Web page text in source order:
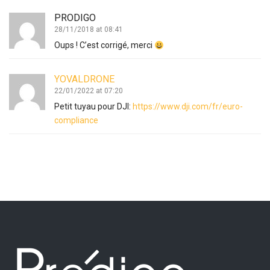
PRODIGO
28/11/2018 at 08:41
Oups ! C’est corrigé, merci
YOVALDRONE
22/01/2022 at 07:20
Petit tuyau pour DJI: https://www.dji.com/fr/euro-
compliance